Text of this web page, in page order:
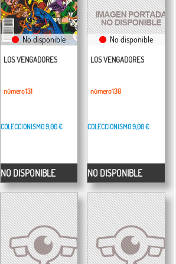
No disponible
LOS VENGADORES
número 131
COLECCIONISMO9,00 €
NO DISPONIBLE
No disponible
LOS VENGADORES
número 130
COLECCIONISMO9,00 €
NO DISPONIBLE